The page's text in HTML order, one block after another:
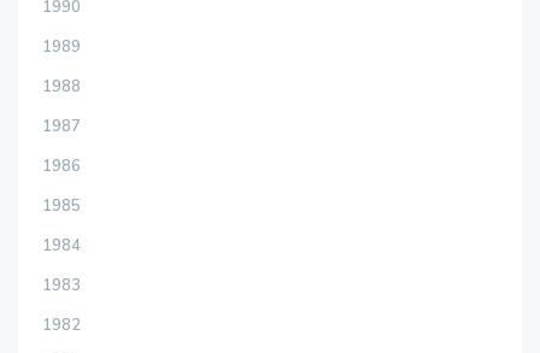
1990
1989
1988
1987
1986
1985
1984
1983
1982